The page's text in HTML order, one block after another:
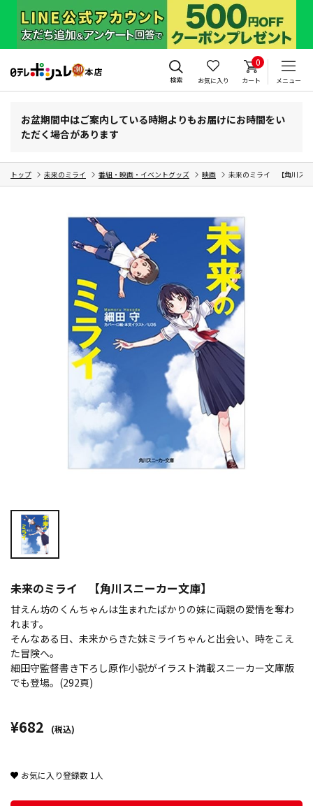
検索 お気に入り
0
カート メニュー
お盆期間中はご案内している時期よりもお届けにお時間をい
ただく場合があります
トップ 未来のミライ 番組・映画・イベントグッズ 映画 未来のミライ 【角川ス
未来のミライ 【角川スニーカー文庫】
甘えん坊のくんちゃんは生まれたばかりの妹に両親の愛情を奪わ
れます。
そんなある日、未来からきた妹ミライちゃんと出会い、時をこえ
た冒険へ。
細田守監督書き下ろし原作小説がイラスト満載スニーカー文庫版
でも登場。(292頁)
¥682 (税込)
お気に入り登録数 1 人